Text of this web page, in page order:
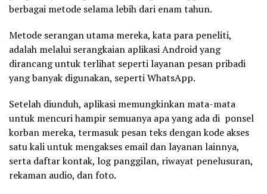
berbagai metode selama lebih dari enam tahun.
Metode serangan utama mereka, kata para peneliti,
adalah melalui serangkaian aplikasi Android yang
dirancang untuk terlihat seperti layanan pesan pribadi
yang banyak digunakan, seperti WhatsApp.
Setelah diunduh, aplikasi memungkinkan mata-mata
untuk mencuri hampir semuanya apa yang ada di ponsel
korban mereka, termasuk pesan teks dengan kode akses
satu kali untuk mengakses email dan layanan lainnya,
serta daftar kontak, log panggilan, riwayat penelusuran,
rekaman audio, dan foto.